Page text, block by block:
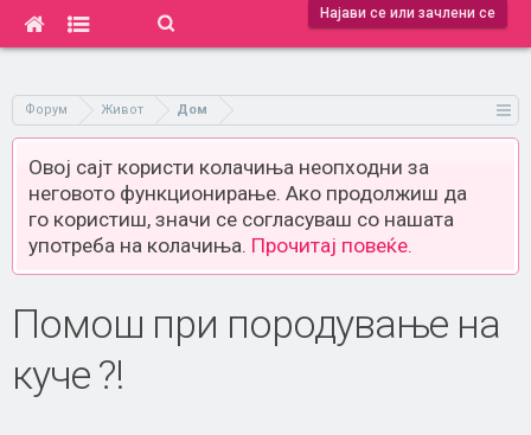
Најави се или зачлени се
Форум Живот Дом
Овој сајт користи колачиња неопходни за
неговото функционирање. Ако продолжиш да
го користиш, значи се согласуваш со нашата
употреба на колачиња. Прочитај повеќе.
Помош при породување на
куче ?!